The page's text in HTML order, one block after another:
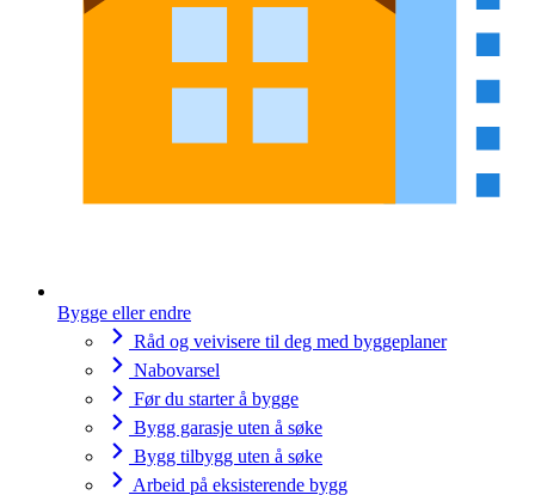
Bygge eller endre
Råd og veivisere til deg med byggeplaner
Nabovarsel
Før du starter å bygge
Bygg garasje uten å søke
Bygg tilbygg uten å søke
Arbeid på eksisterende bygg